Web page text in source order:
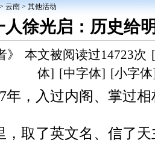
> 云南 > 其他活动
人徐光启：历史给
》 本文被阅读过14723次
体] [中字体] [小字
，入过内阁、掌过相
取了英文名、信了天